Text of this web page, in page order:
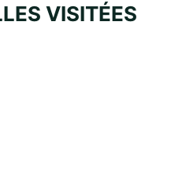
VISITÉES